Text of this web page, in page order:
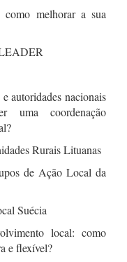
melhorar a sua
autoridades nacionais
uma coordenação
Rurais Lituanas
de Ação Local da
Suécia
local: como
e flexível?